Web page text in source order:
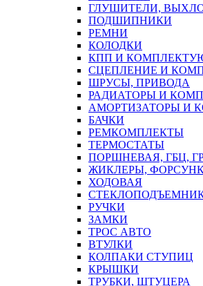
ГЛУШИТЕЛИ,
ПОДШИПНИКИ
РЕМНИ
КОЛОДКИ
КПП И
СЦЕПЛЕНИЕ И
ШРУСЫ, ПРИВОДА
РАДИАТОРЫ И
АМОРТИЗАТОРЫ И
БАЧКИ
РЕМКОМПЛЕКТЫ
ТЕРМОСТАТЫ
ПОРШНЕВАЯ, ГБЦ,
ЖИКЛЕРЫ,
ХОДОВАЯ
РУЧКИ
ЗАМКИ
ТРОС АВТО
ВТУЛКИ
КОЛПАКИ СТУПИЦ
КРЫШКИ
ТРУБКИ, ШТУЦЕРА